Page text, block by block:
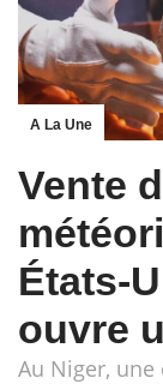
A La Une
Vente
États-
ouvre
Au Niger,